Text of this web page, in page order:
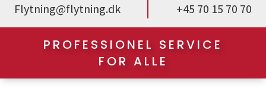
Flytning@flytning.dk +45 70 15 70 70
PROFESSIONEL SERVICE
FOR ALLE